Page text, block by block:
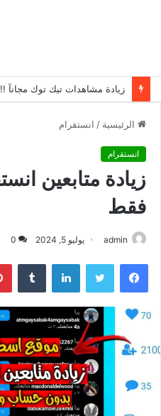
زيادة مشاهدات تيك توك مجانآ !!
الرئيسية / انستقرام
انستقرام
فقط
admin يوليو 5, 2024 0
فيسبوك تويتر لينكدإن